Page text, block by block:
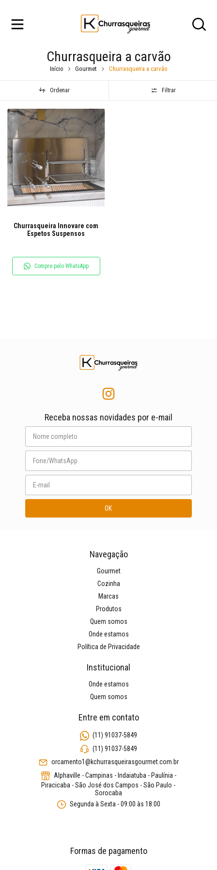
Churrasqueira a carvão
Início Gourmet Churrasqueira a carvão
Ordenar Filtrar
Churrasqueira Innovare com
Espetos Suspensos
Compre pelo WhatsApp
Receba nossas novidades por e-mail
Navegação
Gourmet
Cozinha
Marcas
Produtos
Quem somos
Onde estamos
Política de Privacidade
Institucional
Onde estamos
Quem somos
Entre em contato
(11) 91037-5849
(11) 91037-5849
orcamento1@kchurrasqueirasgourmet.com.br
Alphaville - Campinas - Indaiatuba - Paulínia -
Piracicaba - São José dos Campos - São Paulo -
Sorocaba
Segunda à Sexta - 09:00 às 18:00
Formas de pagamento